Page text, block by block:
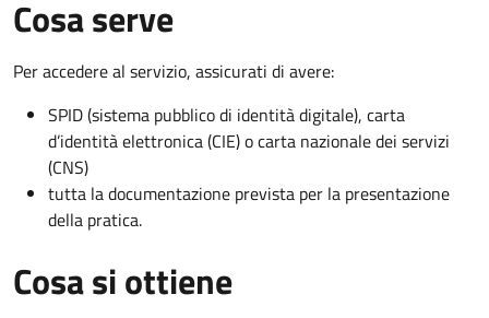
Cosa serve
Per accedere al servizio, assicurati di avere:
SPID (sistema pubblico di identità digitale), carta
d’identità elettronica (CIE) o carta nazionale dei servizi
(CNS)
tutta la documentazione prevista per la presentazione
della pratica.
Cosa si ottiene